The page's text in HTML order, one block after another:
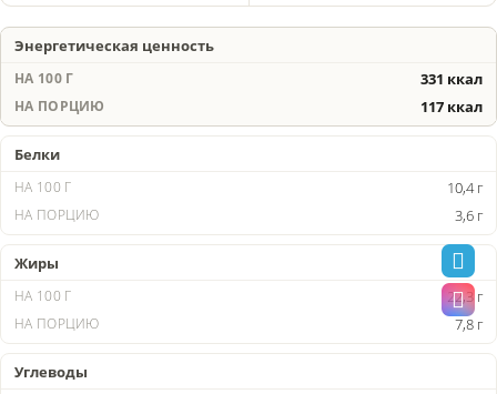
Энергетическая ценность
331 ккал
117 ккал
Белки
10,4 г
3,6 г
Жиры
22,3 г
7,8 г
Углеводы